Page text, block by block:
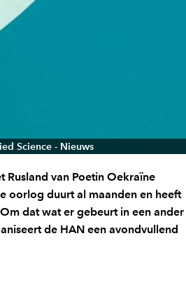
Science - Nieuws
Rusland van Poetin Oekraïne
oorlog duurt al maanden en heeft
dat wat er gebeurt in een ander
de HAN een avondvullend